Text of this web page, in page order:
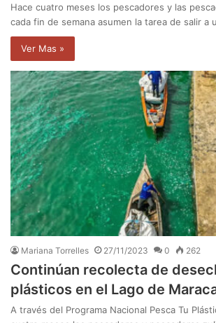
Hace cuatro meses los pescadores y las
cada fin de semana asumen la tarea de salir a
Ver Mas »
Mariana Torrelles 27/11/2023 0 262
Continúan recolecta de
plásticos en el Lago de
A través del Programa Nacional Pesca Tu